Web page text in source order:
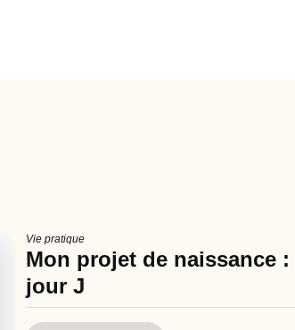
Vie pratique
Mon projet de naissance
jour J